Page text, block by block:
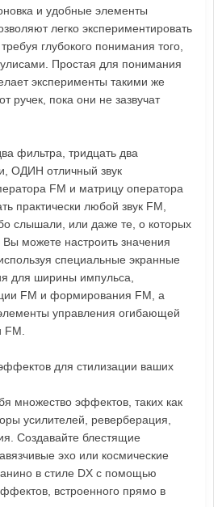
и удобные элементы
легко экспериментировать
глубокого понимания того,
Простая для понимания
эксперименты такими же
ручек, пока они не зазвучат
фильтра, тридцать два
ОДИН отличный звук
FM и матрицу оператора
практически любой звук FM,
слышали, или даже те, о которых
можете настроить значения
специальные экранные
для ширины импульса,
FM и формирования FM, а
управления огибающей
для стилизации ваших
множество эффектов, таких как
усилителей, реверберация,
Создавайте блестящие
эхо или космические
в стиле DX с помощью
встроенного прямо в